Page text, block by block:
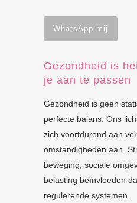
WhatsApp mij
Gezondheid is
je aan te passen
Gezondheid is geen
perfecte balans. Ons
zich voortdurend aan
omstandigheden aan.
beweging, sociale
belasting beïnvloeden
regulerende systemen.